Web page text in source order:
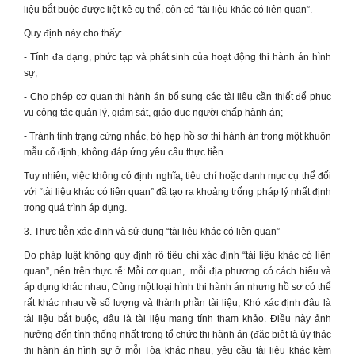
liệu bắt buộc được liệt kê cụ thể, còn có “tài liệu khác có liên quan”.
Quy định này cho thấy:
- Tính đa dạng, phức tạp và phát sinh của hoạt động thi hành án hình
sự;
- Cho phép cơ quan thi hành án bổ sung các tài liệu cần thiết để phục
vụ công tác quản lý, giám sát, giáo dục người chấp hành án;
- Tránh tình trạng cứng nhắc, bó hẹp hồ sơ thi hành án trong một khuôn
mẫu cố định, không đáp ứng yêu cầu thực tiễn.
Tuy nhiên, việc không có định nghĩa, tiêu chí hoặc danh mục cụ thể đối
với “tài liệu khác có liên quan” đã tạo ra khoảng trống pháp lý nhất định
trong quá trình áp dụng.
3. Thực tiễn xác định và sử dụng “tài liệu khác có liên quan”
Do pháp luật không quy định rõ tiêu chí xác định “tài liệu khác có liên
quan”, nên trên thực tế: Mỗi cơ quan, mỗi địa phương có cách hiểu và
áp dụng khác nhau; Cùng một loại hình thi hành án nhưng hồ sơ có thể
rất khác nhau về số lượng và thành phần tài liệu; Khó xác định đâu là
tài liệu bắt buộc, đâu là tài liệu mang tính tham khảo. Điều này ảnh
hưởng đến tính thống nhất trong tổ chức thi hành án (đặc biệt là ủy thác
thi hành án hình sự ở mỗi Tòa khác nhau, yêu cầu tài liệu khác kèm